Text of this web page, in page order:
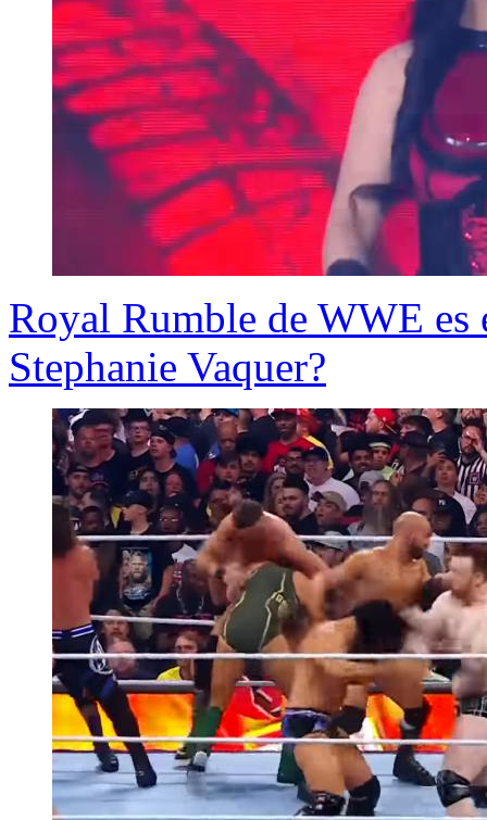
Royal Rumble de WWE es
Stephanie Vaquer?